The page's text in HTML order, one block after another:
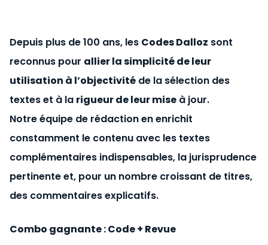
Depuis plus de 100 ans, les Codes Dalloz sont
reconnus pour allier la simplicité de leur
utilisation à l’objectivité de la sélection des
textes et à la rigueur de leur mise à jour.
Notre équipe de rédaction en enrichit
constamment le contenu avec les textes
complémentaires indispensables, la jurisprudence
pertinente et, pour un nombre croissant de titres,
des commentaires explicatifs.
Combo gagnante : Code + Revue